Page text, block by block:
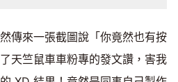
傳來一張截圖說「你竟然也有按
天竺鼠車車粉專的發文讚，害我